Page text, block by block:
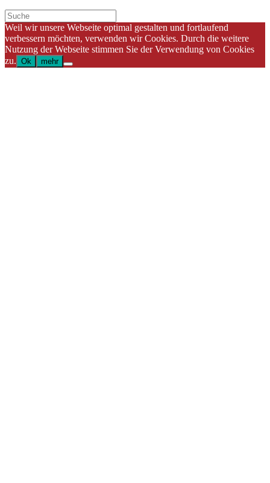
Weil wir unsere Webseite optimal gestalten und fortlaufend
verbessern möchten, verwenden wir Cookies. Durch die weitere
Nutzung der Webseite stimmen Sie der Verwendung von Cookies
zu. Ok mehr